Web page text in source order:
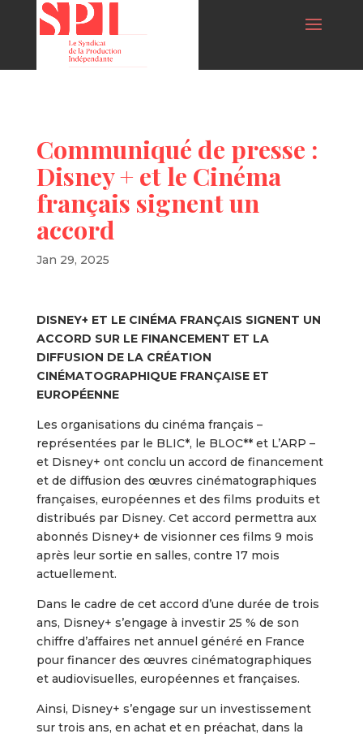
Communiqué de presse :
Disney + et le Cinéma
français signent un
accord
Jan 29, 2025
DISNEY+ ET LE CINÉMA FRANÇAIS SIGNENT UN
ACCORD SUR LE FINANCEMENT ET LA
DIFFUSION DE LA CRÉATION
CINÉMATOGRAPHIQUE FRANÇAISE ET
EUROPÉENNE
Les organisations du cinéma français –
représentées par le BLIC*, le BLOC** et L’ARP –
et Disney+ ont conclu un accord de financement
et de diffusion des œuvres cinématographiques
françaises, européennes et des films produits et
distribués par Disney. Cet accord permettra aux
abonnés Disney+ de visionner ces films 9 mois
après leur sortie en salles, contre 17 mois
actuellement.
Dans le cadre de cet accord d’une durée de trois
ans, Disney+ s’engage à investir 25 % de son
chiffre d’affaires net annuel généré en France
pour financer des œuvres cinématographiques
et audiovisuelles, européennes et françaises.
Ainsi, Disney+ s’engage sur un investissement
sur trois ans, en achat et en préachat, dans la